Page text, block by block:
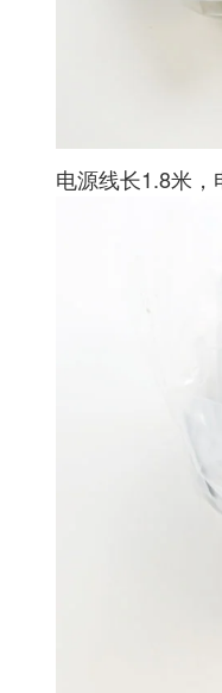
电源线长1.8米，